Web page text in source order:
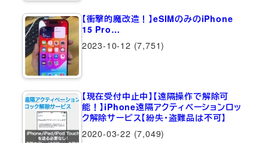
【衝撃的魔改造！】eSIMのみのiPhone
15 Pro…
2023-10-12 (7,751)
【現在受付中止中】【遠隔操作で解除可
能！】iPhone遠隔アクティベーションロッ
ク解除サービス【紛失・盗難品は不可】
2020-03-22 (7,049)